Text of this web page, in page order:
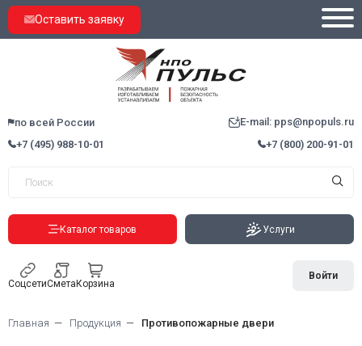
Оставить заявку
по всей России
E-mail: pps@npopuls.ru
+7 (495) 988-10-01
+7 (800) 200-91-01
Каталог товаров Услуги
СоцсетиСметаКорзина
Войти
Главная Продукция Противопожарные двери